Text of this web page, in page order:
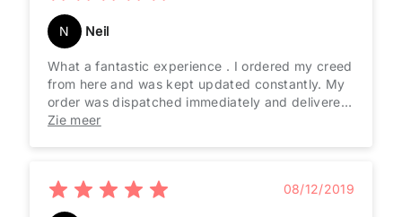
N Neil
What a fantastic experience . I ordered my creed
from here and was kept updated constantly. My
order was dispatched immediately and delivered
in perfect condition beautifully wrapped with free
Zie meer
08/12/2019